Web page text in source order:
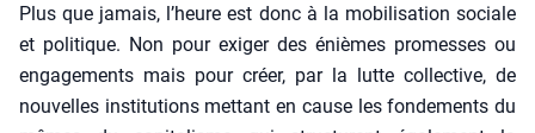
Plus que jamais, l’heure est donc à la mobi­li­sa­tion sociale
et poli­tique. Non pour exi­ger des énièmes pro­messes ou
enga­ge­ments mais pour créer, par la lutte col­lec­tive, de
nou­velles ins­ti­tu­tions met­tant en cause les fon­de­ments du